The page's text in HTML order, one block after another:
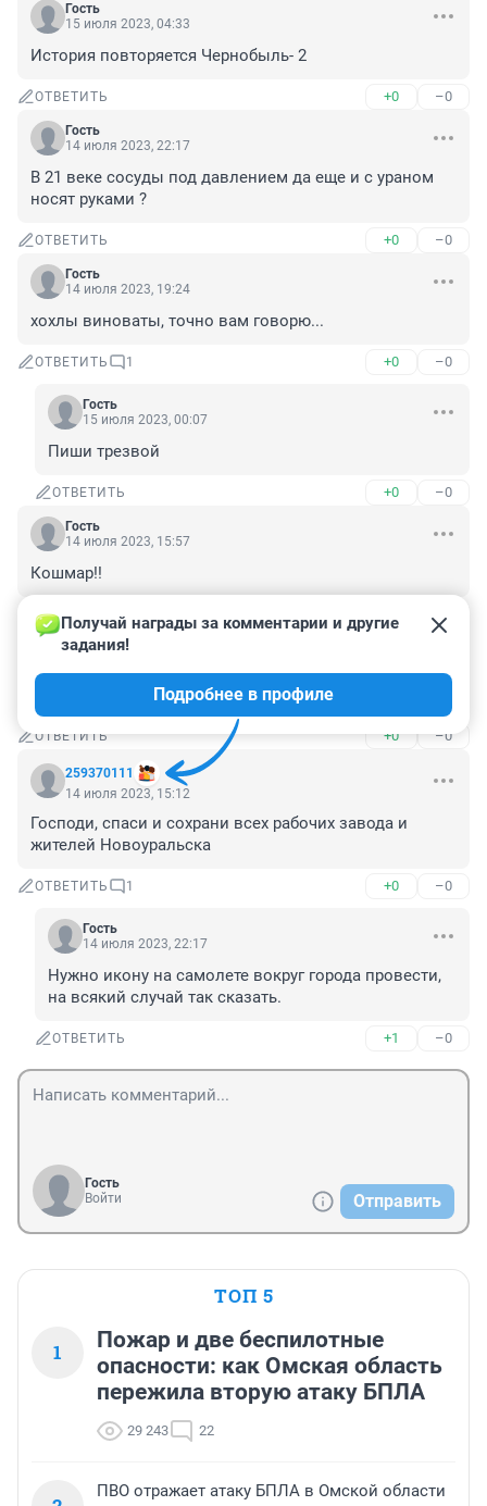
Гость
15 июля 2023, 04:33
История повторяется Чернобыль- 2
ОТВЕТИТЬ +0 –0
Гость
14 июля 2023, 22:17
В 21 веке сосуды под давлением да еще и с ураном
носят руками ?
ОТВЕТИТЬ +0 –0
Гость
14 июля 2023, 19:24
хохлы виноваты, точно вам говорю...
ОТВЕТИТЬ 1 +0 –0
Гость
15 июля 2023, 00:07
Пиши трезвой
ОТВЕТИТЬ +0 –0
Гость
14 июля 2023, 15:57
Кошмар!!
ОТВЕТИТЬ –0
Гость
ОТВЕТИТЬ +0 –0
259370111
Получай награды за комментарии и другие
задания!
Подробнее в профиле
14 июля 2023, 15:12
Господи, спаси и сохрани всех рабочих завода и
жителей Новоуральска
ОТВЕТИТЬ 1 +0 –0
Гость
14 июля 2023, 22:17
Нужно икону на самолете вокруг города провести,
на всякий случай так сказать.
ОТВЕТИТЬ +1 –0
Гость
Войти
Отправить
ТОП 5
1
Пожар и две беспилотные
опасности: как Омская область
пережила вторую атаку БПЛА
29 243 22
ПВО отражает атаку БПЛА в Омской области